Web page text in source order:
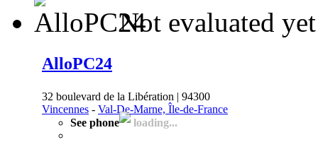
Not evaluated yet
AlloPC24
32 boulevard de la Libération | 94300
Vincennes - Val-De-Marne, Île-de-France
See phone
loading...